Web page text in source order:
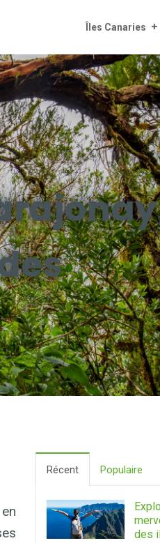
Îles Canaries
Récent Populaire
des